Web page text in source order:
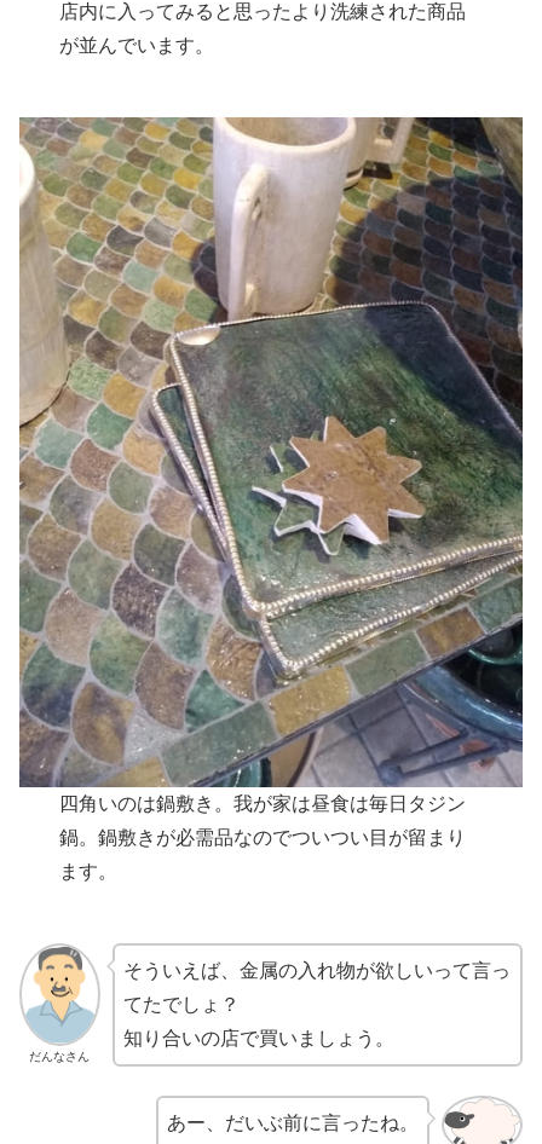
店内に入ってみると思ったより洗練された商品
が並んでいます。
四角いのは鍋敷き。我が家は昼食は毎日タジン
鍋。鍋敷きが必需品なのでついつい目が留まり
ます。
だんなさん
そういえば、金属の入れ物が欲しいって言っ
てたでしょ？
知り合いの店で買いましょう。
あー、だいぶ前に言ったね。